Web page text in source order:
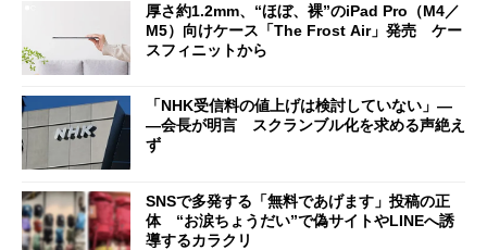
厚さ約1.2mm、“ほぼ、裸”のiPad Pro（M4／
M5）向けケース「The Frost Air」発売 ケー
スフィニットから
「NHK受信料の値上げは検討していない」―
―会長が明言 スクランブル化を求める声絶え
ず
SNSで多発する「無料であげます」投稿の正
体 “お涙ちょうだい”で偽サイトやLINEへ誘
導するカラクリ